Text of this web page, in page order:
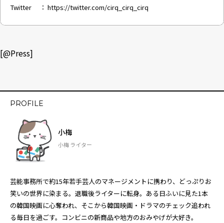
Twitter ： https://twitter.com/cirq_cirq_cirq
[@Press]
PROFILE
小梅
小梅 ライター
芸能事務所で約15年若手芸人のマネージメントに携わり、どっぷりお
笑いの世界に染まる。退職後ライターに転身。ある日ふいに見た1本
の韓国映画に心奪われ、そこから韓国映画・ドラマのチェック追われ
る毎日を過ごす。コンビニの新商品や地方のおみやげが大好き。